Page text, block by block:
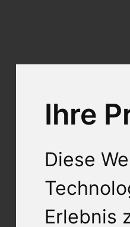
Ihre
Diese
Erlebnis